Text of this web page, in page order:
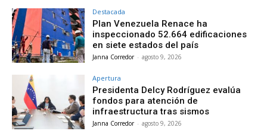
Destacada
Plan Venezuela Renace ha
inspeccionado 52.664 edificaciones
en siete estados del país
Janna Corredor - agosto 9, 2026
Apertura
Presidenta Delcy Rodríguez evalúa
fondos para atención de
infraestructura tras sismos
Janna Corredor - agosto 9, 2026